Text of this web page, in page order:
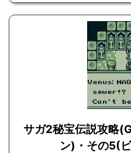
サガ2秘宝伝説攻略
ン)・その5(